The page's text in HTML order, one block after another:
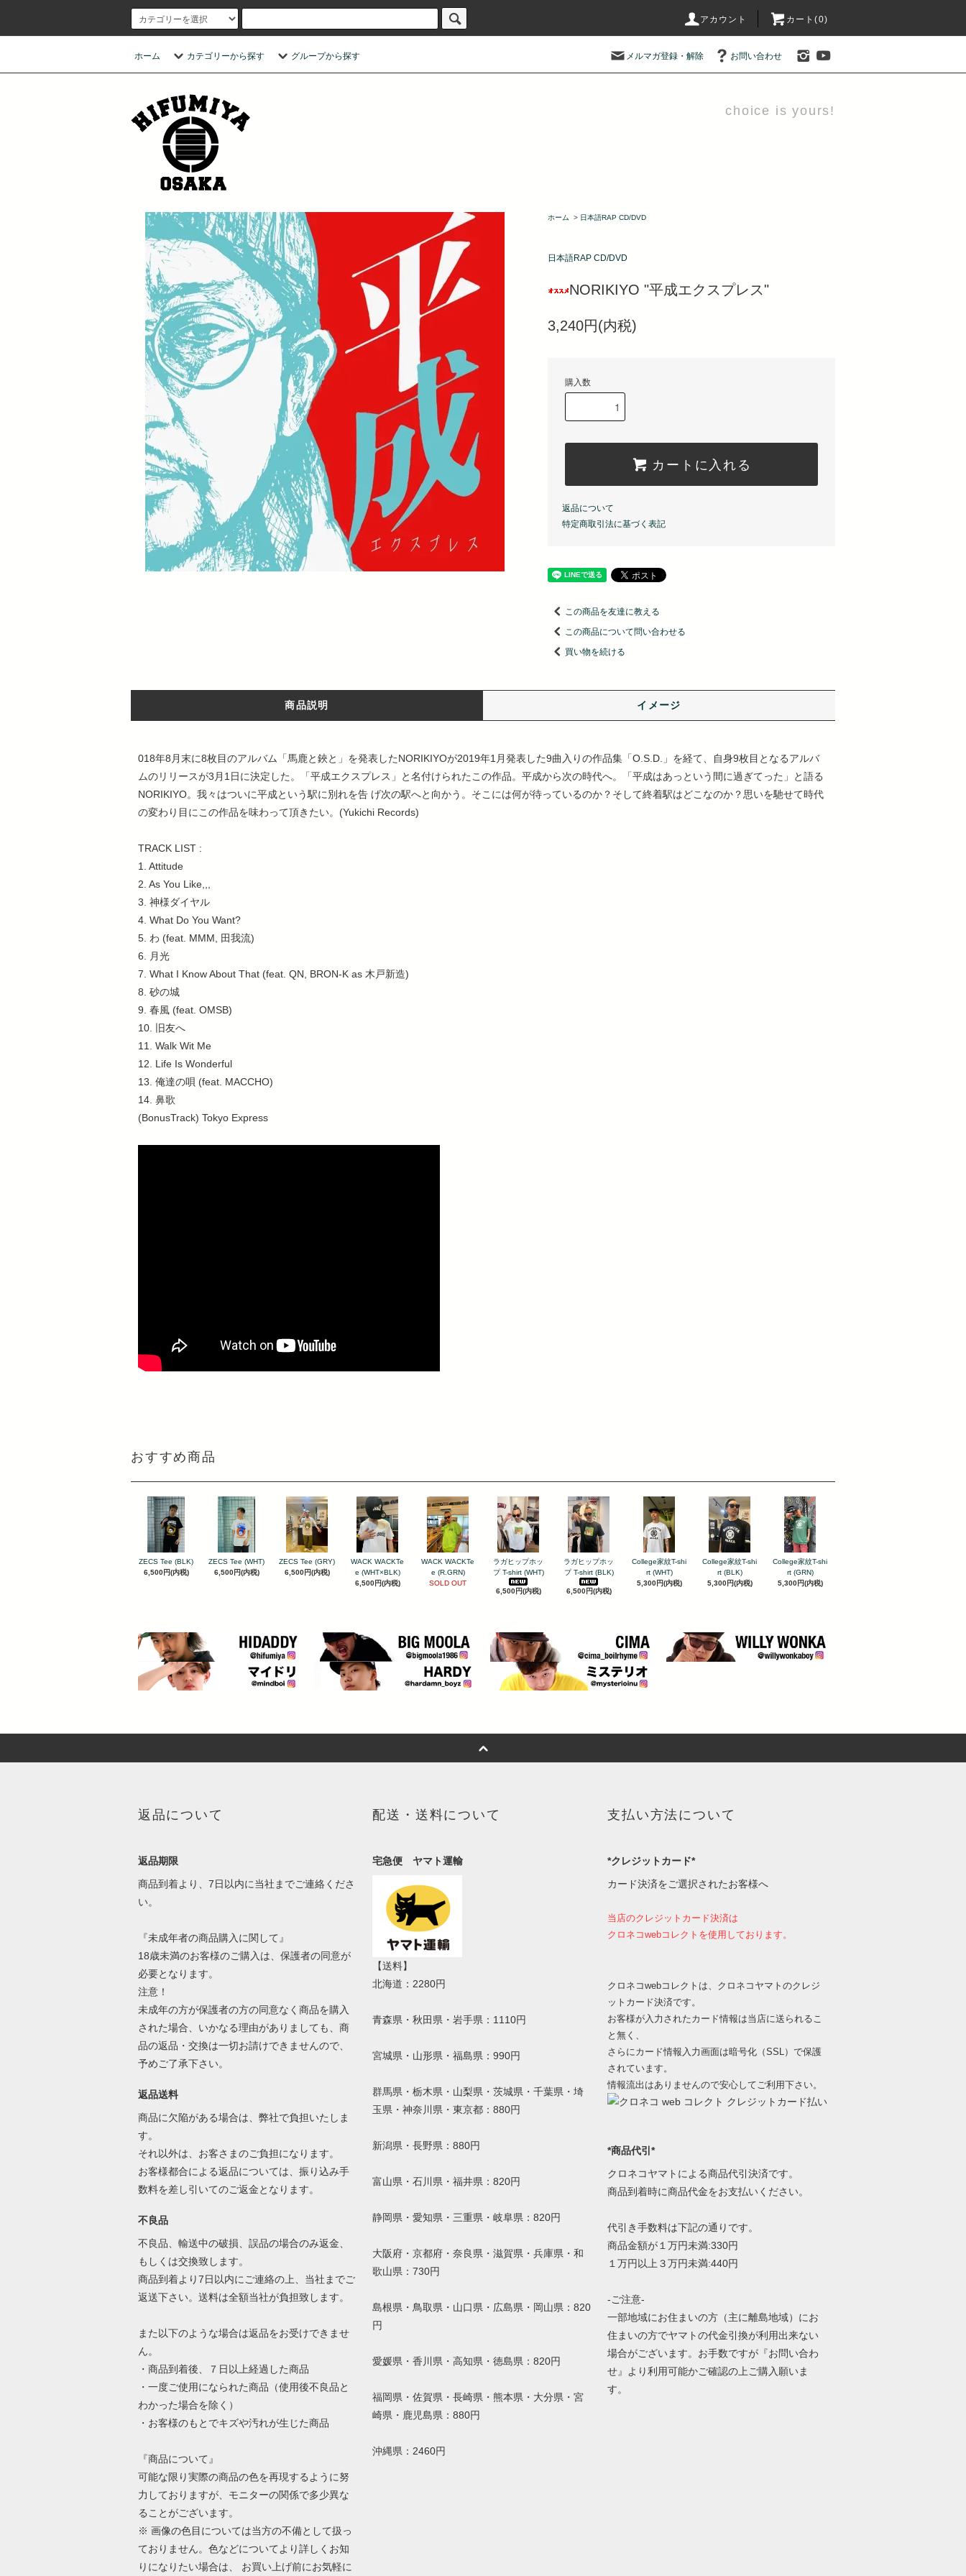
アカウント カート(0)
ホーム カテゴリーから探す グループから探す メルマガ登録・解除 お問い合わせ
choice is yours!
ホーム > 日本語RAP CD/DVD
日本語RAP CD/DVD
NORIKIYO "平成エクスプレス"
3,240円(内税)
購入数
カートに入れる
返品について
特定商取引法に基づく表記
この商品を友達に教える
この商品について問い合わせる
買い物を続ける
商品説明 イメージ
018年8月末に8枚目のアルバム「馬鹿と鋏と」を発表したNORIKIYOが2019年1月発表した9曲入りの作品集「O.S.D.」を経て、自身9枚目となるアルバ
ムのリリースが3月1日に決定した。「平成エクスプレス」と名付けられたこの作品。平成から次の時代へ。「平成はあっという間に過ぎてった」と語る
NORIKIYO。我々はついに平成という駅に別れを告 げ次の駅へと向かう。そこには何が待っているのか？そして終着駅はどこなのか？思いを馳せて時代
の変わり目にこの作品を味わって頂きたい。(Yukichi Records)
TRACK LIST :
1. Attitude
2. As You Like,,,
3. 神様ダイヤル
4. What Do You Want?
5. わ (feat. MMM, 田我流)
6. 月光
7. What I Know About That (feat. QN, BRON-K as 木戸新造)
8. 砂の城
9. 春風 (feat. OMSB)
10. 旧友へ
11. Walk Wit Me
12. Life Is Wonderful
13. 俺達の唄 (feat. MACCHO)
14. 鼻歌
(BonusTrack) Tokyo Express
おすすめ商品
ZECS Tee (BLK)
6,500円(内税)
ZECS Tee (WHT)
6,500円(内税)
ZECS Tee (GRY)
6,500円(内税)
WACK WACKTe
e (WHT×BLK)
6,500円(内税)
WACK WACKTe
e (R.GRN)
SOLD OUT
ラガヒップホッ
プ T-shirt (WHT)
6,500円(内税)
ラガヒップホッ
プ T-shirt (BLK)
6,500円(内税)
College家紋T-shi
rt (WHT)
5,300円(内税)
College家紋T-shi
rt (BLK)
5,300円(内税)
College家紋T-shi
rt (GRN)
5,300円(内税)
返品について
返品期限
商品到着より、7日以内に当社までご連絡くださ
い。
『未成年者の商品購入に関して』
18歳未満のお客様のご購入は、保護者の同意が
必要となります。
注意！
未成年の方が保護者の方の同意なく商品を購入
された場合、いかなる理由がありましても、商
品の返品・交換は一切お請けできませんので、
予めご了承下さい。
返品送料
商品に欠陥がある場合は、弊社で負担いたしま
す。
それ以外は、お客さまのご負担になります。
お客様都合による返品については、振り込み手
数料を差し引いてのご返金となります。
不良品
不良品、輸送中の破損、誤品の場合のみ返金、
もしくは交換致します。
商品到着より7日以内にご連絡の上、当社までご
返送下さい。送料は全額当社が負担致します。
また以下のような場合は返品をお受けできませ
ん。
・商品到着後、７日以上経過した商品
・一度ご使用になられた商品（使用後不良品と
わかった場合を除く）
・お客様のもとでキズや汚れが生じた商品
『商品について』
可能な限り実際の商品の色を再現するように努
力しておりますが、モニターの関係で多少異な
ることがございます。
※ 画像の色目については当方の不備として扱っ
ておりません。色などについてより詳しくお知
りになりたい場合は、 お買い上げ前にお気軽に
配送・送料について
宅急便 ヤマト運輸
【送料】
北海道：2280円
青森県・秋田県・岩手県：1110円
宮城県・山形県・福島県：990円
群馬県・栃木県・山梨県・茨城県・千葉県・埼
玉県・神奈川県・東京都：880円
新潟県・長野県：880円
富山県・石川県・福井県：820円
静岡県・愛知県・三重県・岐阜県：820円
大阪府・京都府・奈良県・滋賀県・兵庫県・和
歌山県：730円
島根県・鳥取県・山口県・広島県・岡山県：820
円
愛媛県・香川県・高知県・徳島県：820円
福岡県・佐賀県・長崎県・熊本県・大分県・宮
崎県・鹿児島県：880円
沖縄県：2460円
支払い方法について
*クレジットカード*
カード決済をご選択されたお客様へ
当店のクレジットカード決済は
クロネコwebコレクトを使用しております。
クロネコwebコレクトは、クロネコヤマトのクレジ
ットカード決済です。
お客様が入力されたカード情報は当店に送られるこ
と無く、
さらにカード情報入力画面は暗号化（SSL）で保護
されています。
情報流出はありませんので安心してご利用下さい。
*商品代引*
クロネコヤマトによる商品代引決済です。
商品到着時に商品代金をお支払いください。
代引き手数料は下記の通りです。
商品金額が１万円未満:330円
１万円以上３万円未満:440円
-ご注意-
一部地域にお住まいの方（主に離島地域）にお
住まいの方でヤマトの代金引換が利用出来ない
場合がございます。お手数ですが『お問い合わ
せ』より利用可能かご確認の上ご購入願いま
す。